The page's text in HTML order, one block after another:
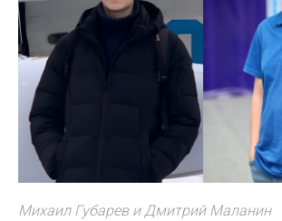
Михаил Губарев и Дмитрий Маланин